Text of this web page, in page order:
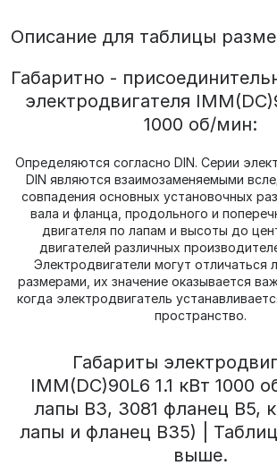
Описание для таблицы
Габаритно -
электродвигателя
1000 об/мин:
Определяются согласно DIN. Серии
DIN являются взаимозаменяемыми
совпадения основных установочных
вала и фланца, продольного и
двигателя по лапам и высоты до
двигателей различных
Электродвигатели могут отличаться
размерами, их значение оказывается
когда электродвигатель
пространство.
Габариты
IMM(DС)90L6 1.1 кВт 1000
лапы В3, 3081 фланец В5,
лапы и фланец В35) |
выше.